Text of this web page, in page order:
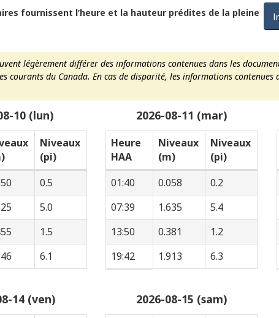
fournissent l’heure et la hauteur prédites de la pleine
légèrement différer des informations contenues dans les
courants du Canada. En cas de disparité, les informations
10 (lun)
Niveaux
(pi)
0.5
5.0
1.5
6.1
2026-08-11 (mar)
Heure
HAA
Niveaux
(m)
Niveaux
(pi)
01:40
0.058
0.2
07:39
1.635
5.4
13:50
0.381
1.2
19:42
1.913 6.3
14 (ven) 2026-08-15 (sam)